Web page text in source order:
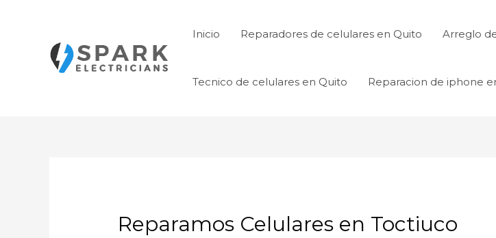
Inicio Reparadores de celulares en Quito Arreglo
Tecnico de celulares en Quito Reparacion de iphone
Reparamos Celulares en Toctiuco